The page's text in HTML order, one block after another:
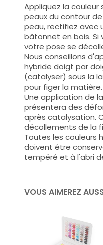
Appliquez la couleur
peaux du contour
peau, rectifiez avec
bâtonnet en bois. Si
votre pose se
Nous conseillons
hybride doigt par
(catalyser) sous la
pour figer la matière.
Une application de
présentera des
après catalysation.
décollements de la
Toutes les couleurs
doivent être
tempéré et à l'abri
VOUS AIMEREZ